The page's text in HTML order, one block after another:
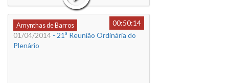
Amynthas de Barros
00:50:14
01/04/2014 - 21ª Reunião Ordinária do
Plenário